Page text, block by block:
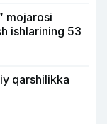
mojarosi
ishlarining 53
qarshilikka